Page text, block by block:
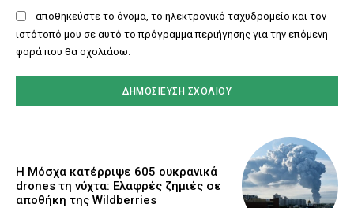
αποθηκεύστε το όνομα, το ηλεκτρονικό ταχυδρομείο και τον
ιστότοπό μου σε αυτό το πρόγραμμα περιήγησης για την επόμενη
φορά που θα σχολιάσω.
Η Μόσχα κατέρριψε 605 ουκρανικά
drones τη νύχτα: Ελαφρές ζημιές σε
αποθήκη της Wildberries